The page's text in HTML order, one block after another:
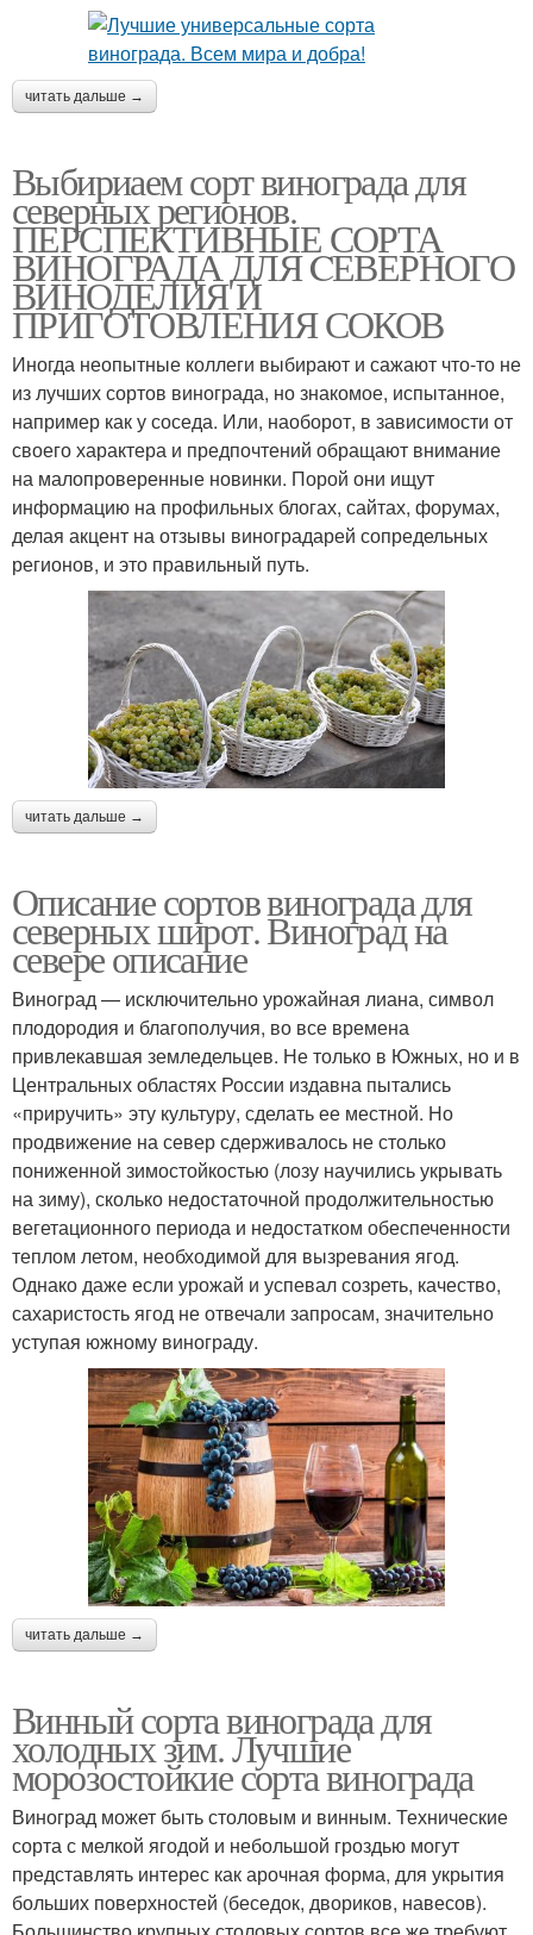
читать дальше →
Выбириаем сорт винограда для
северных регионов.
ПЕРСПЕКТИВНЫЕ СОРТА
ВИНОГРАДА ДЛЯ CЕВЕРНОГО
ВИНОДЕЛИЯ И
ПРИГОТОВЛЕНИЯ СОКОВ
Иногда неопытные коллеги выбирают и сажают что-то не
из лучших сортов винограда, но знакомое, испытанное,
например как у соседа. Или, наоборот, в зависимости от
своего характера и предпочтений обращают внимание
на малопроверенные новинки. Порой они ищут
информацию на профильных блогах, сайтах, форумах,
делая акцент на отзывы виноградарей сопредельных
регионов, и это правильный путь.
читать дальше →
Описание сортов винограда для
северных широт. Виноград на
севере описание
Виноград — исключительно урожайная лиана, символ
плодородия и благополучия, во все времена
привлекавшая земледельцев. Не только в Южных, но и в
Центральных областях России издавна пытались
«приручить» эту культуру, сделать ее местной. Но
продвижение на север сдерживалось не столько
пониженной зимостойкостью (лозу научились укрывать
на зиму), сколько недостаточной продолжительностью
вегетационного периода и недостатком обеспеченности
теплом летом, необходимой для вызревания ягод.
Однако даже если урожай и успевал созреть, качество,
сахаристость ягод не отвечали запросам, значительно
уступая южному винограду.
читать дальше →
Винный сорта винограда для
холодных зим. Лучшие
морозостойкие сорта винограда
Виноград может быть столовым и винным. Технические
сорта с мелкой ягодой и небольшой гроздью могут
представлять интерес как арочная форма, для укрытия
больших поверхностей (беседок, двориков, навесов).